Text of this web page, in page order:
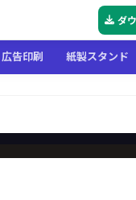
ダ
広告印刷 紙製スタンド